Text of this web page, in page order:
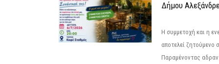
Δήμου
Η συμμετοχή και η
αποτελεί ζητούμενο
Παραμένοντας